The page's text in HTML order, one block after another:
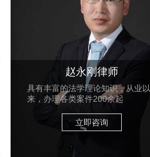
赵永刚律师
具有丰富的法学理论知识，从业以
来，办理各类案件200余起
立即咨询